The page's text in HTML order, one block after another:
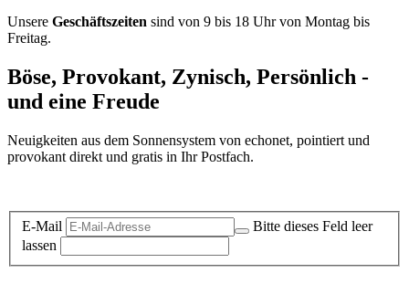
Unsere Geschäftszeiten sind von 9 bis 18 Uhr von Montag bis
Freitag.
Böse, Provokant, Zynisch, Persönlich -
und eine Freude
Neuigkeiten aus dem Sonnensystem von echonet, pointiert und
provokant direkt und gratis in Ihr Postfach.
E-Mail
Bitte dieses Feld leer
lassen